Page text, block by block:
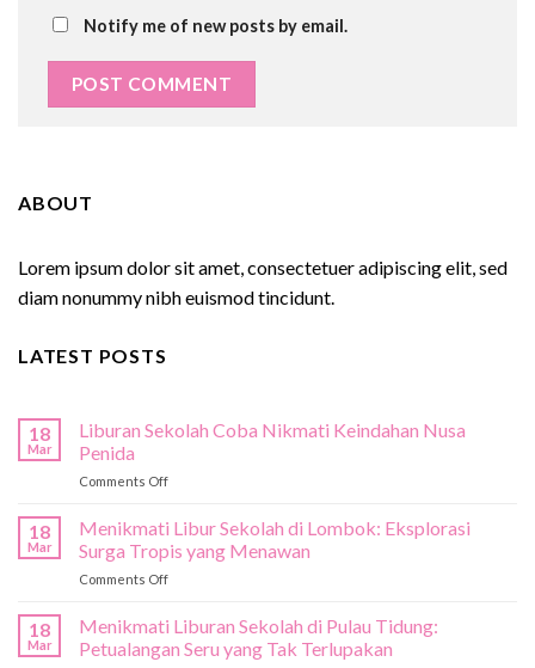
Notify me of new posts by email.
ABOUT
Lorem ipsum dolor sit amet, consectetuer adipiscing elit, sed
diam nonummy nibh euismod tincidunt.
LATEST POSTS
18
Mar
Liburan Sekolah Coba Nikmati Keindahan Nusa
Penida
Comments Offon
Sekolah
Coba
Nikmati
Keindahan
Penida
18
Mar
Menikmati Libur Sekolah di Lombok: Eksplorasi
Surga Tropis yang Menawan
Comments Offon
Libur
Sekolah
di
18
Mar
Menikmati Liburan Sekolah di Pulau Tidung:
Petualangan Seru yang Tak Terlupakan